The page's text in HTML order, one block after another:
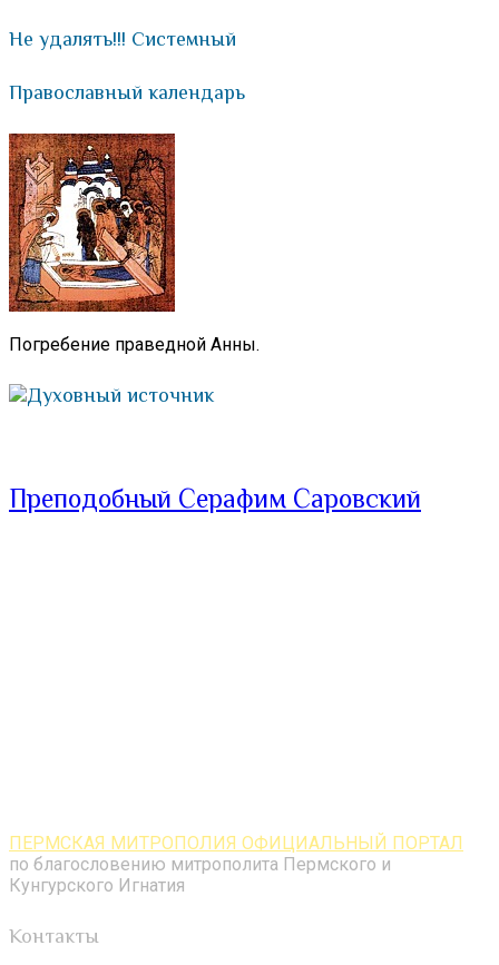
Не удалять!!! Системный
Православный календарь
Погребение праведной Анны.
Духовный источник
Преподобный Серафим Саровский
ПЕРМСКАЯ МИТРОПОЛИЯ ОФИЦИАЛЬНЫЙ ПОРТАЛ
по благословению митрополита Пермского и
Кунгурского Игнатия
Контакты